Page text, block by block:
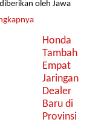
oleh Jawa
Honda
Tambah
Empat
Jaringan
Dealer
Baru di
Provinsi